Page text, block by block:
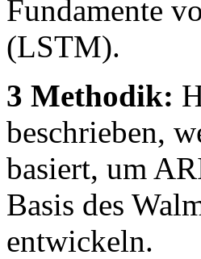
Fundamente
(LSTM).
3 Methodik:
beschrieben,
basiert, um
Basis des
entwickeln.